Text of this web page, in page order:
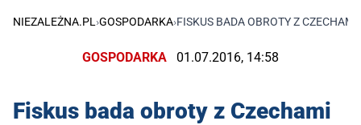
NIEZALEŻNA.PL ›GOSPODARKA›FISKUS BADA OBROTY Z CZECHAMI
GOSPODARKA 01.07.2016, 14:58
Fiskus bada obroty z Czechami